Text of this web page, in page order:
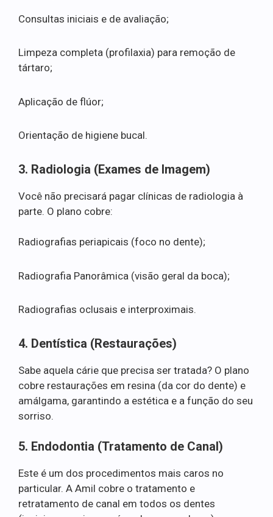
Consultas iniciais e de avaliação;
Limpeza completa (profilaxia) para remoção de
tártaro;
Aplicação de flúor;
Orientação de higiene bucal.
3. Radiologia (Exames de Imagem)
Você não precisará pagar clínicas de radiologia à
parte. O plano cobre:
Radiografias periapicais (foco no dente);
Radiografia Panorâmica (visão geral da boca);
Radiografias oclusais e interproximais.
4. Dentística (Restaurações)
Sabe aquela cárie que precisa ser tratada? O plano
cobre restaurações em resina (da cor do dente) e
amálgama, garantindo a estética e a função do seu
sorriso.
5. Endodontia (Tratamento de Canal)
Este é um dos procedimentos mais caros no
particular. A Amil cobre o tratamento e
retratamento de canal em todos os dentes